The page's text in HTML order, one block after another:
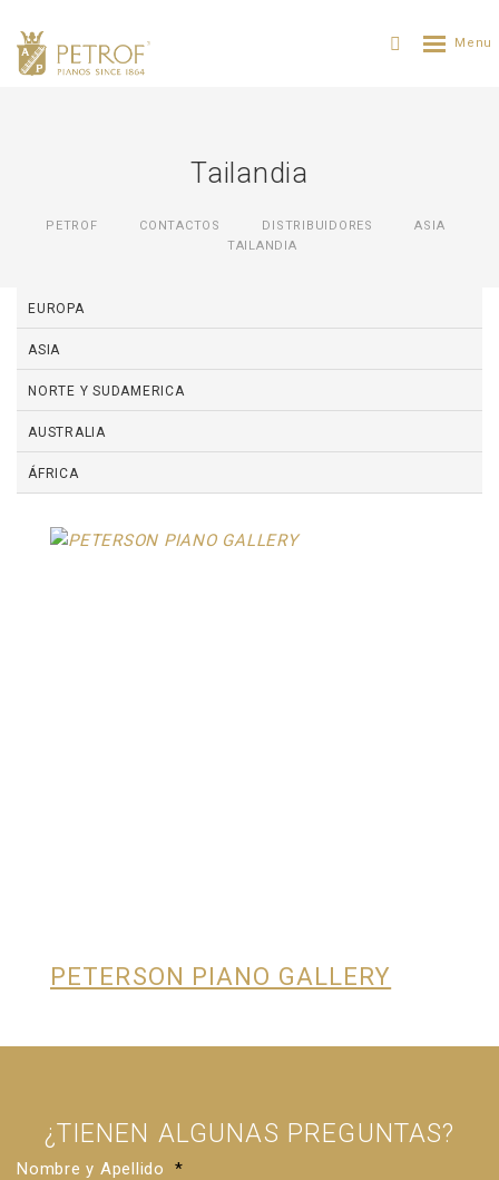
Tailandia
PETROF CONTACTOS DISTRIBUIDORES
ASIA
TAILANDIA
EUROPA
ASIA
NORTE Y SUDAMERICA
AUSTRALIA
ÁFRICA
PETERSON PIANO GALLERY
¿TIENEN ALGUNAS PREGUNTAS?
Nombre y Apellido *